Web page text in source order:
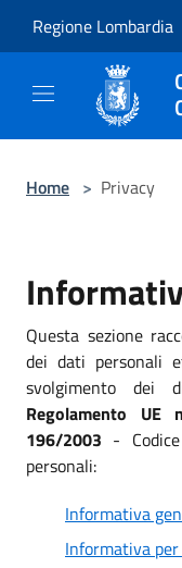
Regione Lombardia
Home > Privacy
Questa sezione
dei dati personali
svolgimento dei
Regolamento UE
196/2003 -
personali:
Informativa
Informativa